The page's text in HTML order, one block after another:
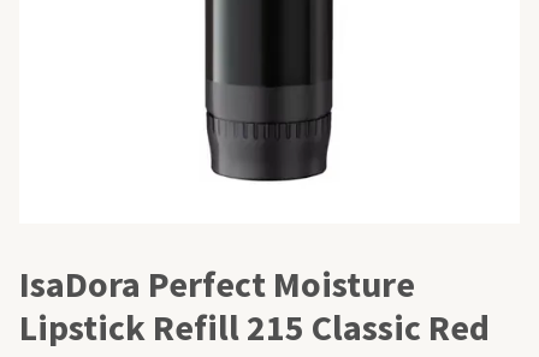
IsaDora Perfect Moisture
Lipstick Refill 215 Classic Red